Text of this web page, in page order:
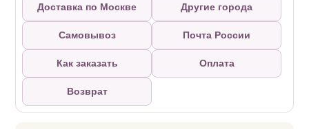
Доставка по Москве Другие города
Самовывоз Почта России
Как заказать Оплата
Возврат